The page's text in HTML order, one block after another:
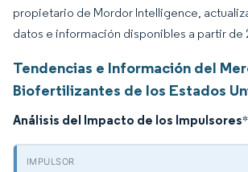
propietario de Mordor Intelligence,
datos e información disponibles a partir de
Tendencias e Información del
Biofertilizantes de los Estados
Análisis del Impacto de los Impulsores*